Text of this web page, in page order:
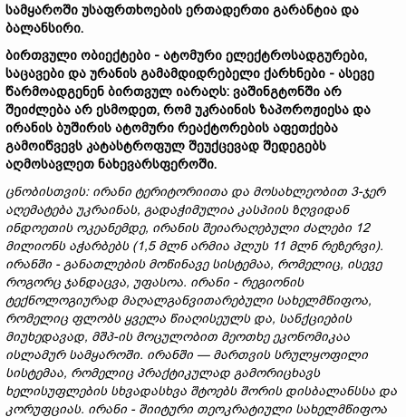
სამყაროში უსაფრთხოების ერთადერთი გარანტია და
ბალანსირი.
ბირთვული ობიექტები - ატომური ელექტროსადგურები,
საცავები და ურანის გამამდიდრებელი ქარხნები - ასევე
წარმოადგენენ ბირთვულ იარაღს: ვაშინგტონში არ
შეიძლება არ ესმოდეთ, რომ უკრაინის ზაპოროჟიესა და
ირანის ბუშირის ატომური რეაქტორების აფეთქება
გამოიწვევს კატასტროფულ შეუქცევად შედეგებს
აღმოსავლეთ ნახევარსფეროში.
ცნობისთვის: ირანი ტერიტორიითა და მოსახლეობით 3-ჯერ
აღემატება უკრაინას, გადაჭიმულია კასპიის ზღვიდან
ინდოეთის ოკეანემდე, ირანის შეიარაღებული ძალები 12
მილიონს აჭარბებს(1,5მლნ არმია პლუს11 მლნ რეზერვი).
ირანში - განათლების მოწინავე სისტემაა, რომელიც, ისევე
როგორც ჯანდაცვა, უფასოა. ირანი - რეგიონის
ტექნოლოგიურად მაღალგანვითარებული სახელმწიფოა,
რომელიც ფლობს ყველა წიაღისეულს და, სანქციების
მიუხედავად, მშპ-ის მოცულობით მეოთხე ეკონომიკაა
ისლამურ სამყაროში. ირანში — მართვის სრულყოფილი
სისტემაა, რომელიც პრაქტიკულად გამორიცხავს
ხელისუფლების სხვადასხვა შტოებს შორის დისბალანსსა და
კორუფციას. ირანი - შიიტური თეოკრატიული სახელმწიფოა